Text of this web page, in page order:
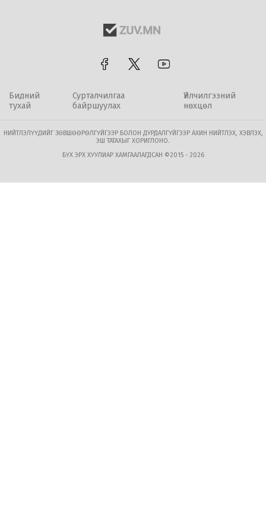
Бидний
тухай
Сурталчилгаа
байршуулах
Үйлчилгээний
нөхцөл
НИЙТЛЭЛҮҮДИЙГ ЗӨВШӨӨРӨЛГҮЙГЭЭР БОЛОН ДУРДАЛГҮЙГЭЭР АХИН НИЙТЛЭХ, ХЭВЛЭХ,
ЭШ ТАТАХЫГ ХОРИГЛОНО.
БҮХ ЭРХ ХУУЛИАР ХАМГААЛАГДСАН ©2015 - 2026